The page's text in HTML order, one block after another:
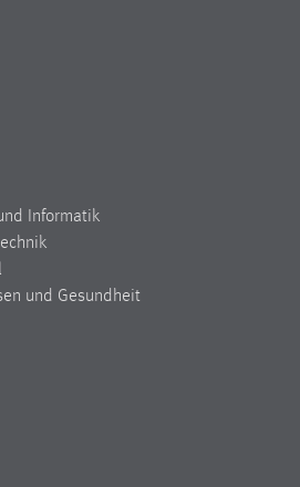
Informatik
und Gesundheit